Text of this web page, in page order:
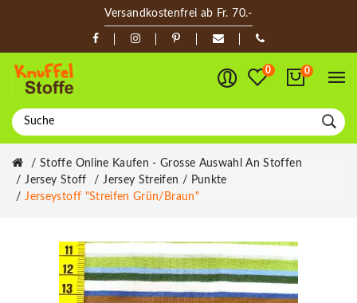
Versandkostenfrei ab Fr. 70.-
0 0
Stoffe Online Kaufen - Grosse Auswahl An Stoffen
Jersey Stoff
Jersey Streifen / Punkte
Jerseystoff "Streifen Grün/braun"